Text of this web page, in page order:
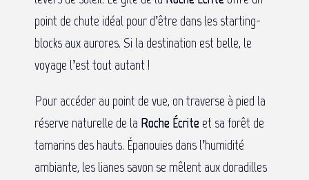
point de chute idéal pour d’être dans les starting-
blocks aux aurores. Si la destination est belle, le
voyage l’est tout autant !
Pour accéder au point de vue, on traverse à pied la
réserve naturelle de la Roche Écrite et sa forêt de
tamarins des hauts. Épanouies dans l’humidité
ambiante, les lianes savon se mêlent aux doradilles